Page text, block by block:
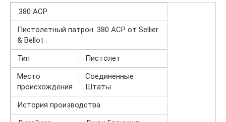
.380 ACP
Пистолетный патрон .380 ACP от Sellier
& Bellot .
Тип
Пистолет
Место
происхождения
Соединенные
Штаты
История производства